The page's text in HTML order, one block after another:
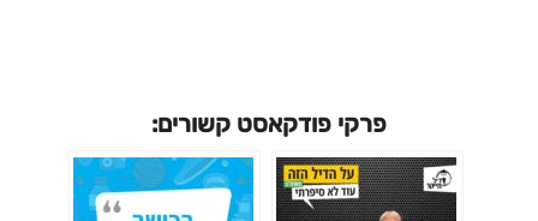
פרקי פודקאסט קשורים: